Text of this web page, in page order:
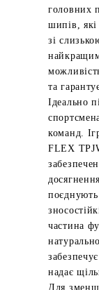
головних
шипів,
зі
та
Ідеально
команд.
FLEX
частина
надає
Для